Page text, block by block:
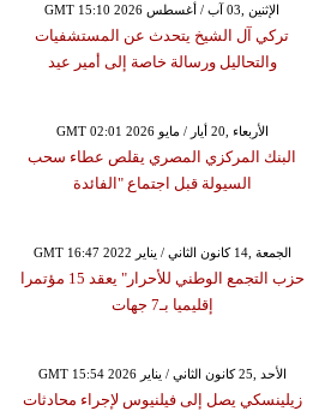
GMT 15:10 2026 الإثنين ,03 آب / أغسطس
تركي آل الشيخ يتحدث عن المستشفيات
والتحاليل ورسالة خاصة إلى أمير عيد
GMT 02:01 2026 الأربعاء ,20 أيار / مايو
البنك المركزي المصري يقلص عطاء سحب
السيولة قبل اجتماع "الفائدة
GMT 16:47 2022 الجمعة ,14 كانون الثاني / يناير
حزب التجمع الوطني للأحرار" يعقد 15 مؤتمرا
إقليميا بـ7 جهات
GMT 15:54 2026 الأحد ,25 كانون الثاني / يناير
زيلينسكي يصل إلى فيلنيوس لإجراء محادثات